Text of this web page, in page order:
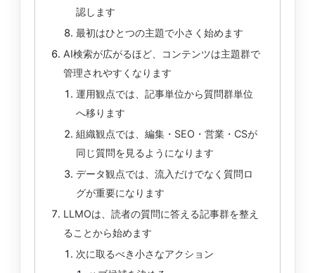
認します
最初はひとつの主題で小さく始めます
AI検索が広がるほど、コンテンツは主題群で
管理されやすくなります
運用観点では、記事単位から質問群単位
へ移ります
組織観点では、編集・SEO・営業・CSが
同じ質問を見るようになります
データ観点では、流入だけでなく質問ロ
グが重要になります
LLMOは、読者の質問に答える記事群を整え
ることから始めます
次に取るべき小さなアクション